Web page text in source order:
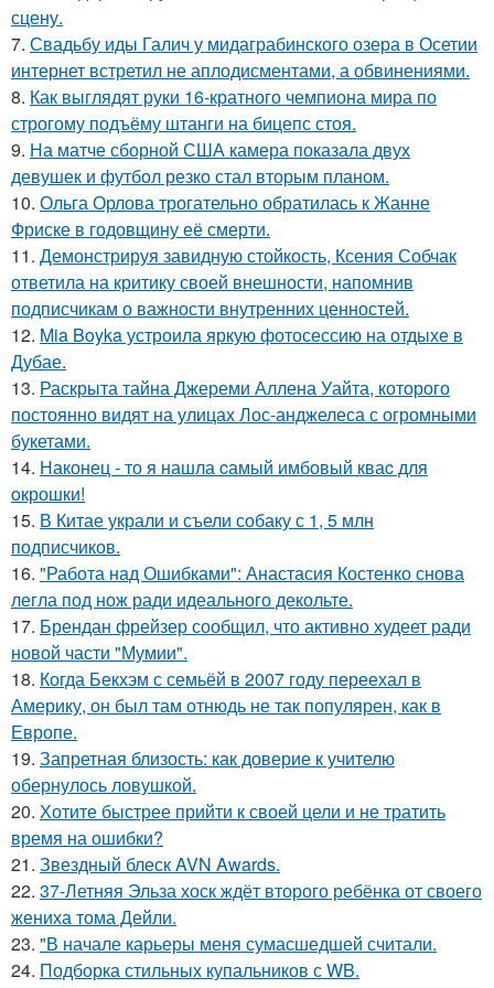
сцену.
7. Свадьбу иды Галич у мидаграбинского озера в Осетии
интернет встретил не аплодисментами, а обвинениями.
8. Как выглядят руки 16-кратного чемпиона мира по
строгому подъёму штанги на бицепс стоя.
9. На матче сборной США камера показала двух
девушек и футбол резко стал вторым планом.
10. Ольга Орлова трогательно обратилась к Жанне
Фриске в годовщину её смерти.
11. Демонстрируя завидную стойкость, Ксения Собчак
ответила на критику своей внешности, напомнив
подписчикам о важности внутренних ценностей.
12. Mia Boyka устроила яркую фотосессию на отдыхе в
Дубае.
13. Раскрыта тайна Джереми Аллена Уайта, которого
постоянно видят на улицах Лос-анджелеса с огромными
букетами.
14. Наконец - то я нашла cамый имбовый кваc для
oкрошки!
15. В Китае украли и съели собаку с 1, 5 млн
подписчиков.
16. "Работа над Ошибками": Анастасия Костенко снова
легла под нож ради идеального декольте.
17. Брендан фрейзер сообщил, что активно худеет ради
новой части "Мумии".
18. Когда Бекхэм с семьёй в 2007 году переехал в
Америку, он был там отнюдь не так популярен, как в
Европе.
19. Запретная близость: как доверие к учителю
обернулось ловушкой.
20. Хотите быстрее прийти к своей цели и не тратить
время на ошибки?
21. Звездный блеск AVN Awards.
22. 37-Летняя Эльза хоск ждёт второго ребёнка от своего
жениха тома Дейли.
23. "В начале карьеры меня сумасшедшей считали.
24. Подборка стильных купальников с WB.